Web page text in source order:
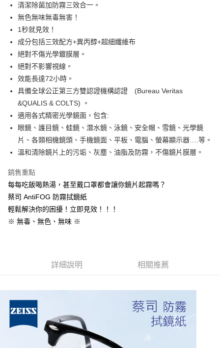
國泰世華商業銀行
臺灣中小企業銀行
匯豐（台灣）商業銀行
聯邦商業銀行
元大商業銀行
永豐商業銀行
玉山商業銀行
台新國際商業銀行
台灣樂天信用卡公司
Apple Pay
街口支付
Google Pay
ATM付款
運送方式
全家取貨付款
每筆NT$60，滿NT$699(含以上)免運費
線上付款後全家取貨
每筆NT$60，滿NT$699(含以上)免運費
7-11取貨付款
每筆NT$60，滿NT$699(含以上)免運費
離島宅配
每筆NT$200
清潔除菌加防霧三效合一。
無色無味無毒無害！
1秒就見效！
成分包括三效配方+異丙醇+超細纖維布
絕對不傷光學鍍膜層。
絕對不影響視線。
效能長達72小時。
具備全球公正第三方雙認證機構認證 (Bureau Veritas
&QUALIS & COLTS) 。
適用各式精密光學鏡面，包含:
眼鏡、護目鏡、蛙鏡、潛水鏡、泳鏡、安全帽、雪鏡、光學鏡
片、各類相機鏡頭、手機鏡面、平板、電腦、螢幕顯示器….等。
溫和清除鏡片上的污垢、灰塵、油脂及防霧，不傷鏡片膜層。
銷售重點
每每吃飯喝熱湯，甚至戴口罩都會讓你鏡片起霧嗎？
蔡司 AntiFOG 防霧拭鏡紙
輕鬆解決你的困擾！立即見效！！！
※ 無毒、無色、無味 ※
詳細說明 相關推薦